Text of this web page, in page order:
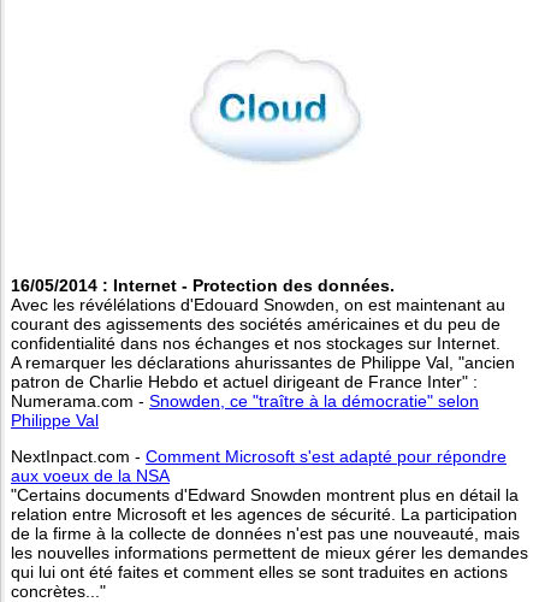
16/05/2014 : Internet - Protection des données.
Avec les révélélations d'Edouard Snowden, on est maintenant au
courant des agissements des sociétés américaines et du peu de
confidentialité dans nos échanges et nos stockages sur Internet.
A remarquer les déclarations ahurissantes de Philippe Val, "ancien
patron de Charlie Hebdo et actuel dirigeant de France Inter" :
Numerama.com - Snowden, ce "traître à la démocratie" selon
Philippe Val
NextInpact.com - Comment Microsoft s'est adapté pour répondre
aux voeux de la NSA
"Certains documents d'Edward Snowden montrent plus en détail la
relation entre Microsoft et les agences de sécurité. La participation
de la firme à la collecte de données n'est pas une nouveauté, mais
les nouvelles informations permettent de mieux gérer les demandes
qui lui ont été faites et comment elles se sont traduites en actions
concrètes..."